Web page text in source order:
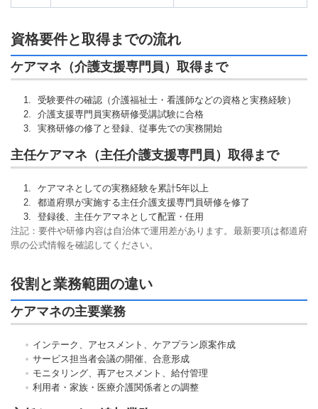
資格要件と取得までの流れ
ケアマネ（介護支援専門員）取得まで
受験要件の確認（介護福祉士・看護師などの資格と実務経験）
介護支援専門員実務研修受講試験に合格
実務研修の修了と登録、従事先での実務開始
主任ケアマネ（主任介護支援専門員）取得まで
ケアマネとしての実務経験を累計5年以上
都道府県が実施する主任介護支援専門員研修を修了
登録後、主任ケアマネとして配置・任用
注記：要件や研修内容は自治体で運用差があります。最新要項は都道府
県の公式情報を確認してください。
役割と業務範囲の違い
ケアマネの主要業務
インテーク、アセスメント、ケアプラン原案作成
サービス担当者会議の開催、合意形成
モニタリング、再アセスメント、給付管理
利用者・家族・医療介護関係者との調整